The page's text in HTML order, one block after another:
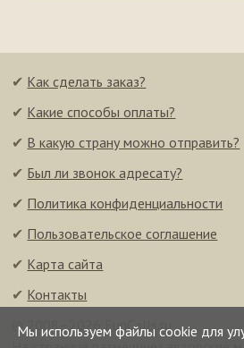
Мы используем файлы cookie для
✔ Как сделать заказ?
✔ Какие способы оплаты?
✔ В какую страну можно отправить?
✔ Был ли звонок адресату?
✔ Политика конфиденциальности
✔ Пользовательское соглашение
✔ Карта сайта
✔ Контакты
© 2008–2026 FunCalls.ru